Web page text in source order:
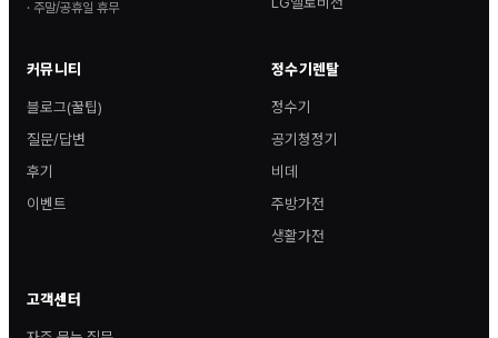
· 주말/공휴일 휴무
커뮤니티
블로그(꿀팁)
질문/답변
후기
이벤트
정수기렌탈
정수기
공기청정기
비데
주방가전
생활가전
고객센터